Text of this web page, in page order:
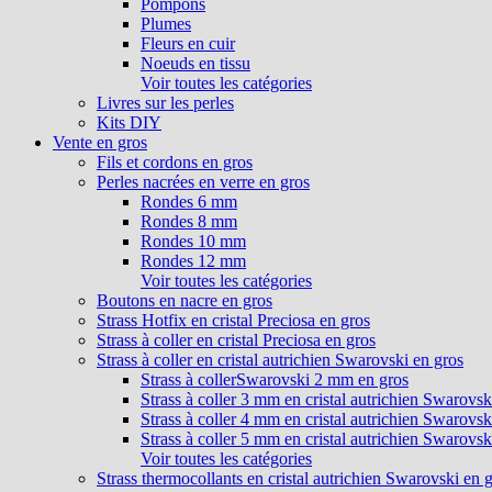
Pompons
Plumes
Fleurs en cuir
Noeuds en tissu
Voir toutes les catégories
Livres sur les perles
Kits DIY
Vente en gros
Fils et cordons en gros
Perles nacrées en verre en gros
Rondes 6 mm
Rondes 8 mm
Rondes 10 mm
Rondes 12 mm
Voir toutes les catégories
Boutons en nacre en gros
Strass Hotfix en cristal Preciosa en gros
Strass à coller en cristal Preciosa en gros
Strass à coller en cristal autrichien Swarovski en gros
Strass à collerSwarovski 2 mm en gros
Strass à coller 3 mm en cristal autrichien
Strass à coller 4 mm en cristal autrichien
Strass à coller 5 mm en cristal autrichien
Voir toutes les catégories
Strass thermocollants en cristal autrichien Swarovski en